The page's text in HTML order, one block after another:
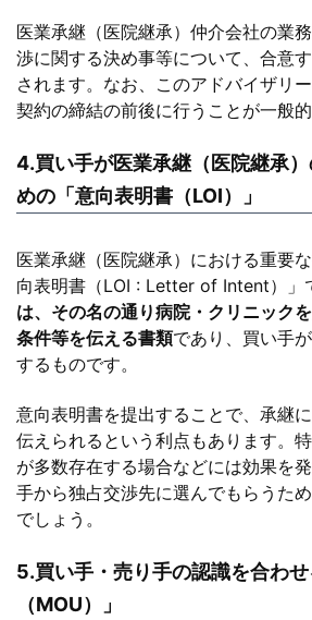
医業承継（医院継承）仲介会社の業
渉に関する決め事等について、合意
されます。なお、このアドバイザリ
契約の締結の前後に行うことが一般的
4.買い手が医業承継（医院継承
めの「意向表明書（LOI）」
医業承継（医院継承）における重要
向表明書（LOI : Letter of Intent）」
は、その名の通り病院・クリニック
条件等を伝える書類であり、買い手
するものです。
意向表明書を提出することで、承継
伝えられるという利点もあります。
が多数存在する場合などには効果を
手から独占交渉先に選んでもらうた
でしょう。
5.買い手・売り手の認識を合わ
（MOU）」